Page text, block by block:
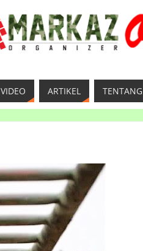
VIDEO ARTIKEL TENTANG